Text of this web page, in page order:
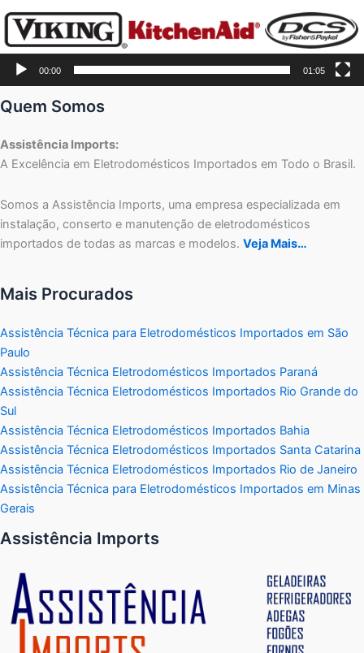
00:00 01:05
Quem Somos
Assistência Imports:
A Excelência em Eletrodomésticos Importados em Todo o Brasil.
Somos a Assistência Imports, uma empresa especializada em
instalação, conserto e manutenção de eletrodomésticos
importados de todas as marcas e modelos. Veja Mais…
Mais Procurados
Assistência Técnica para Eletrodomésticos Importados em São
Paulo
Assistência Técnica Eletrodomésticos Importados Paraná
Assistência Técnica Eletrodomésticos Importados Rio Grande do
Sul
Assistência Técnica Eletrodomésticos Importados Bahia
Assistência Técnica Eletrodomésticos Importados Santa Catarina
Assistência Técnica Eletrodomésticos Importados Rio de Janeiro
Assistência Técnica para Eletrodomésticos Importados em Minas
Gerais
Assistência Imports